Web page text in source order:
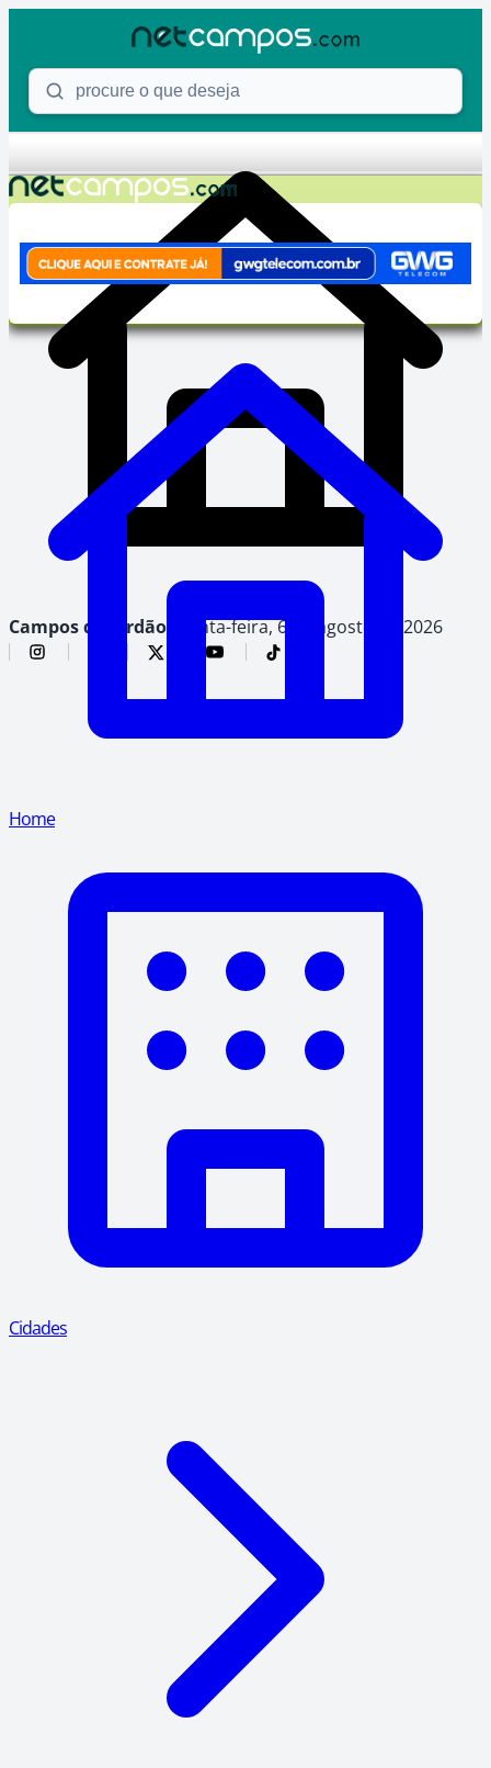
Procure o que deseja
Campos do Jordão, quinta-feira, 6 de agosto de 2026
Home
Cidades